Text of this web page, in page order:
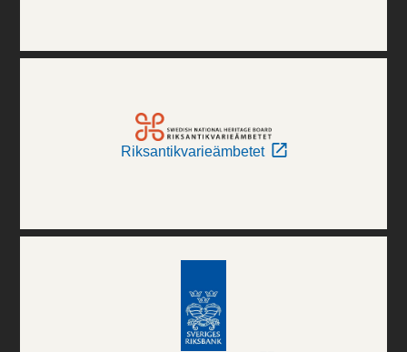
Riksantikvarieämbetet